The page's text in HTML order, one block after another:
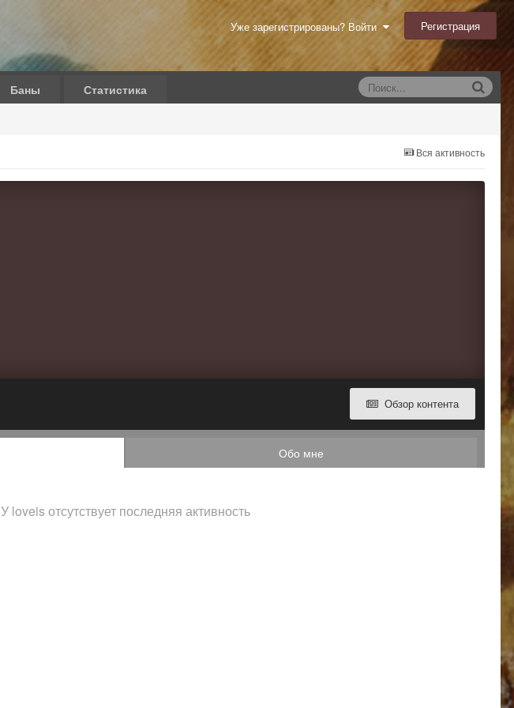
Уже зарегистрированы? Войти Регистрация
Баны Статистика
Вся активность
Обзор контента
Обо мне
У loveis отсутствует последняя активность